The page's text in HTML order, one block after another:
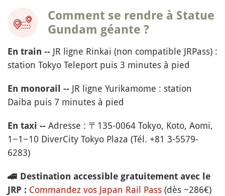
Comment se rendre à Statue
Gundam géante ?
En train -- JR ligne Rinkai (non compatible JRPass) :
station Tokyo Teleport puis 3 minutes à pied
En monorail -- JR ligne Yurikamome : station
Daiba puis 7 minutes à pied
En taxi -- Adresse : 〒135-0064 Tokyo, Koto, Aomi,
1−1−10 DiverCity Tokyo Plaza (Tél. +81 3-5579-
6283)
🚄 Destination accessible gratuitement avec le
JRP : Commandez vos Japan Rail Pass (dès ~286€)